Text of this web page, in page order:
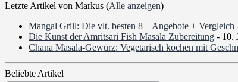
Letzte Artikel von Markus (Alle anzeigen)
Mangal Grill: Die vlt. besten 8 – Angebote + Vergleich
Die Kunst der Amritsari Fish Masala Zubereitung - 10.
Chana Masala-Gewürz: Vegetarisch kochen mit
Beliebte Artikel